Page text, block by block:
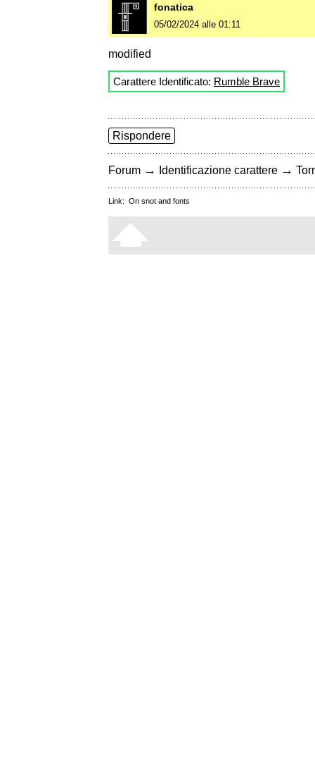
fonatica
05/02/2024 alle 01:11
modified
Carattere Identificato: Rumble Brave
Rispondere
Forum → Identificazione carattere →
Link: On snot and fonts